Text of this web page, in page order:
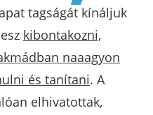
tagságát kínáljuk
kibontakozni,
naaagyon
és tanítani. A
elhivatottak,